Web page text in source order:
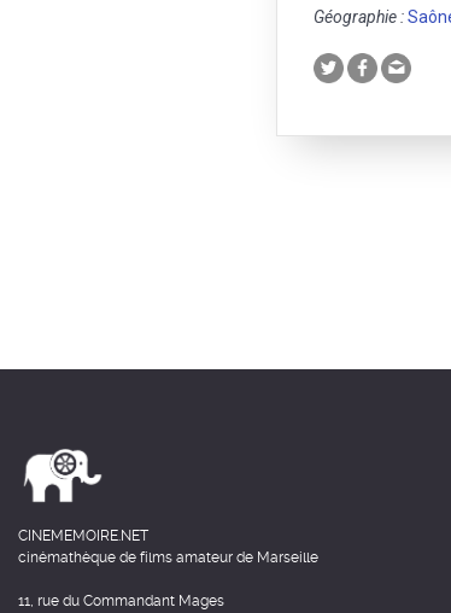
Géographie :
CINEMEMOIRE.NET
cinémathèque de films amateur de Marseille
11, rue du Commandant Mages